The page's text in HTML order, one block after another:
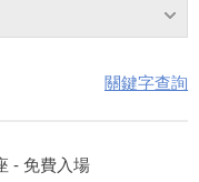
關鍵字查詢
- 免費入場